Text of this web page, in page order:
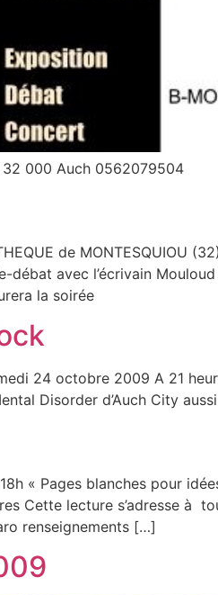
000 Auch 0562079504
de
débat avec l’écrivain
la soirée
24 octobre 2009 A 21
Disorder d’Auch City
« Pages blanches pour
Cette lecture s’adresse à
renseignements […]